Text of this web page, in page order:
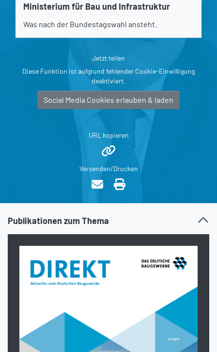
Ministerium für Bau und Infrastruktur
Was nach der Bundestagswahl ansteht.
Jetzt teilen
Diese Funktion ist aufgrund fehlender Cookie-Einwilligung
deaktiviert.
Social Media Cookies erlauben & laden
URL kopieren
Versenden/Drucken
Publikationen zum Thema